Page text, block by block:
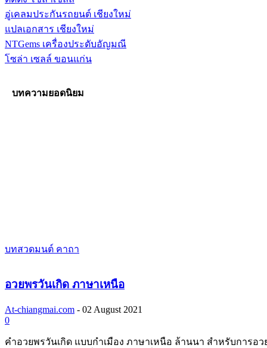
อู่เคลมประกันรถยนต์ เชียงใหม่
แปลเอกสาร เชียงใหม่
NTGems เครื่องประดับอัญมณี
โซล่า เซลล์ ขอนแก่น
บทความยอดนิยม
บทสวดมนต์ คาถา
อวยพรวันเกิด ภาษาเหนือ
At-chiangmai.com - 02 August 2021
0
คำอวยพรวันเกิด แบบกำเมือง ภาษาเหนือ ล้านนา สำหรับการอว